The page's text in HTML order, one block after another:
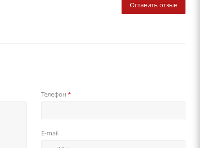
Оставить отзыв
Телефон *
E-mail